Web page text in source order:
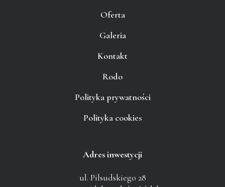
Oferta
Galeria
Kontakt
Rodo
Polityka prywatności
Polityka cookies
Adres inwestycji
ul. Piłsudskiego 28